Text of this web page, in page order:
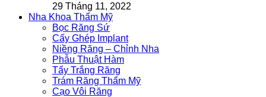
29 Tháng 11, 2022
Nha Khoa Thẩm Mỹ
Bọc Răng Sứ
Cấy Ghép Implant
Niềng Răng – Chỉnh Nha
Phẫu Thuật Hàm
Tẩy Trắng Răng
Trám Răng Thẩm Mỹ
Cạo Vôi Răng